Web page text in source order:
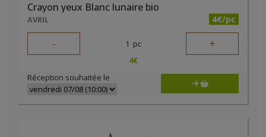
Crayon yeux Blanc lunaire bio
AVRIL 4€/pc
- 1 pc +
4€
Réception souhaitée le